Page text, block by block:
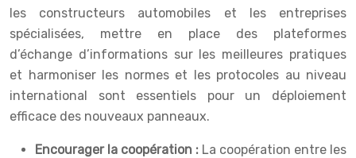
les constructeurs automobiles et les entreprises
spécialisées, mettre en place des plateformes
d’échange d’informations sur les meilleures pratiques
et harmoniser les normes et les protocoles au niveau
international sont essentiels pour un déploiement
efficace des nouveaux panneaux.
Encourager la coopération : La coopération entre les